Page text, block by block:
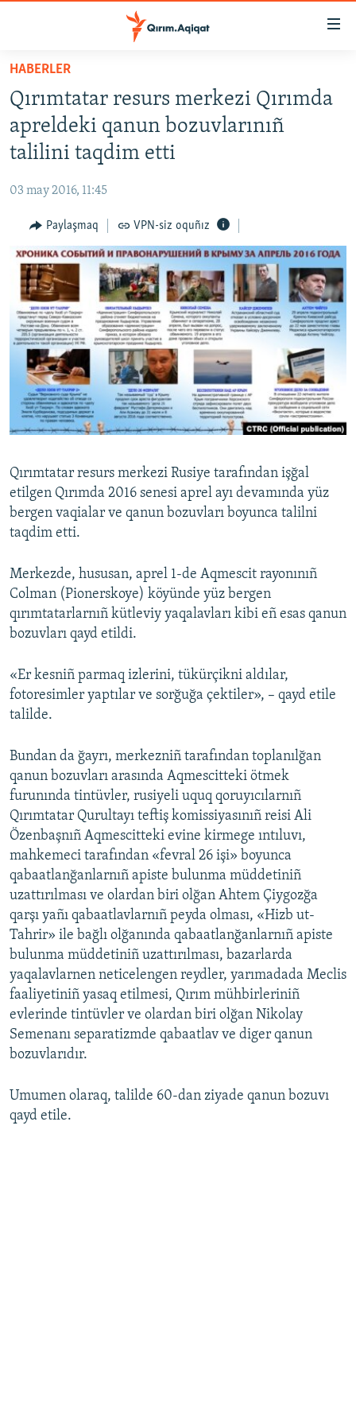
Esas
qaytmaq
Baş
navigatsiyağa
qaytmaq
Qıdıruvğa
qaytmaq
SİYASET
İQTİSADİYAT
MEDENİYET
İNSAN AQLARI
VİDEO
SÜRET
BLOGLAR
FİKİR
Русский
Українською
RFE/RS bütün saytları
HABERLER
Qırımtatar resurs merkezi Qırımda
apreldeki qanun bozuvlarınıñ
talilini taqdim etti
03 may 2016, 11:45
Paylaşmaq VPN-siz oquñız
Qırımtatar resurs merkezi Rusiye tarafından işğal
etilgen Qırımda 2016 senesi aprel ayı devamında yüz
bergen vaqialar ve qanun bozuvları boyunca talilni
taqdim etti.
Merkezde, hususan, aprel 1-de Aqmescit rayonınıñ
Colman (Pionerskoye) köyünde yüz bergen
qırımtatarlarnıñ kütleviy yaqalavları kibi eñ esas qanun
bozuvları qayd etildi.
«Er kesniñ parmaq izlerini, tükürçikni aldılar,
fotoresimler yaptılar ve sorğuğa çektiler», – qayd etile
talilde.
Bundan da ğayrı, merkezniñ tarafından toplanılğan
qanun bozuvları arasında Aqmescitteki ötmek
furunında tintüvler, rusiyeli uquq qoruyıcılarnıñ
Qırımtatar Qurultayı teftiş komissiyasınıñ reisi Ali
Özenbaşnıñ Aqmescitteki evine kirmege ıntıluvı,
mahkemeci tarafından «fevral 26 işi» boyunca
qabaatlanğanlarnıñ apiste bulunma müddetiniñ
uzattırılması ve olardan biri olğan Ahtem Çiygozğa
qarşı yañı qabaatlavlarnıñ peyda olması, «Hizb ut-
Tahrir» ile bağlı olğanında qabaatlanğanlarnıñ apiste
bulunma müddetiniñ uzattırılması, bazarlarda
yaqalavlarnen neticelengen reydler, yarımadada Meclis
faaliyetiniñ yasaq etilmesi, Qırım mühbirleriniñ
evlerinde tintüvler ve olardan biri olğan Nikolay
Semenanı separatizmde qabaatlav ve diger qanun
bozuvlarıdır.
Umumen olaraq, talilde 60-dan ziyade qanun bozuvı
qayd etile.